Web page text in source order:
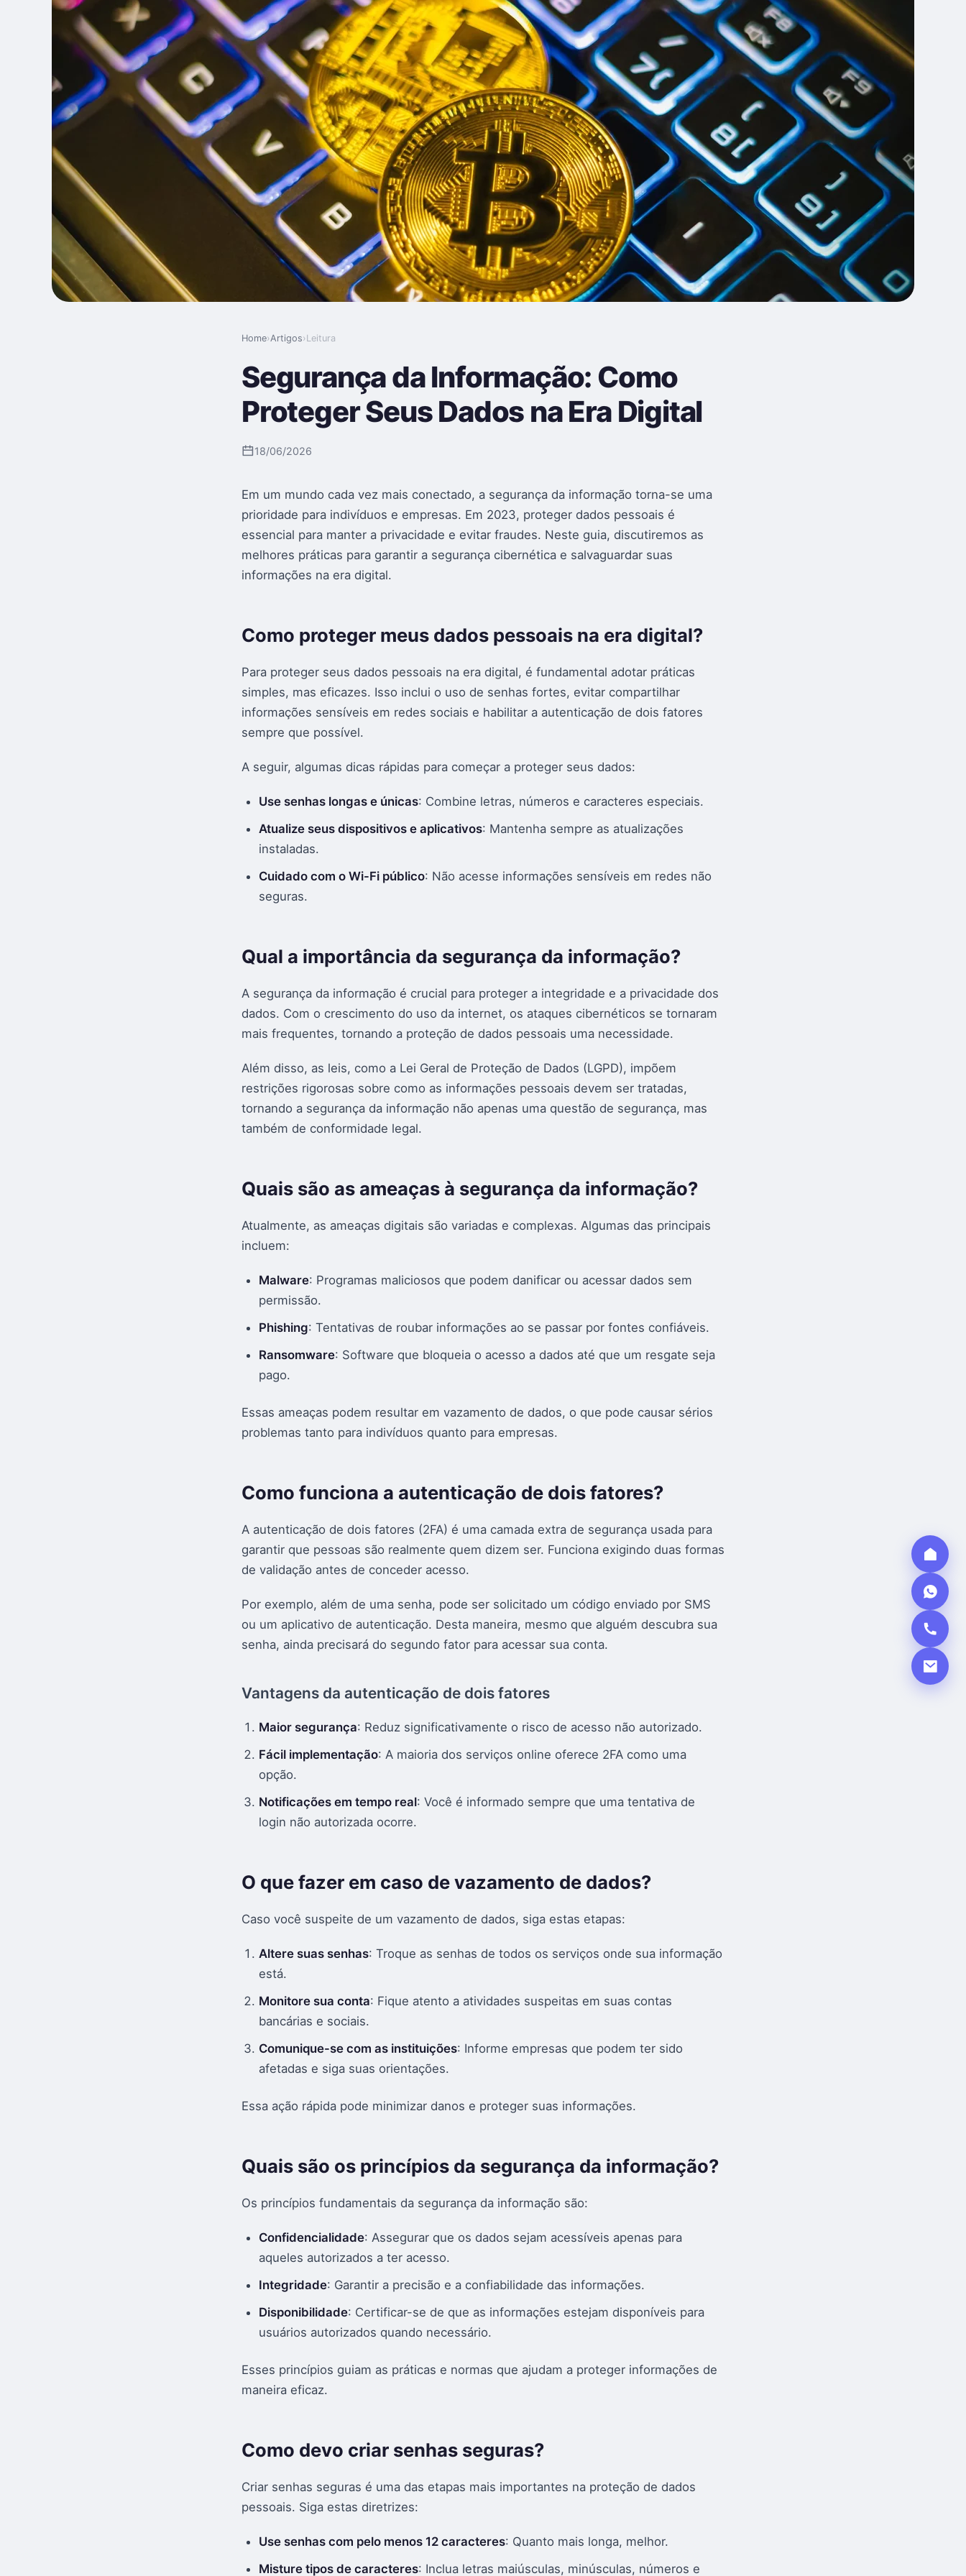
Home›Artigos›Leitura
Segurança da Informação: Como
Proteger Seus Dados na Era Digital
18/06/2026
Em um mundo cada vez mais conectado, a segurança da informação torna-se uma
prioridade para indivíduos e empresas. Em 2023, proteger dados pessoais é
essencial para manter a privacidade e evitar fraudes. Neste guia, discutiremos as
melhores práticas para garantir a segurança cibernética e salvaguardar suas
informações na era digital.
Como proteger meus dados pessoais na era digital?
Para proteger seus dados pessoais na era digital, é fundamental adotar práticas
simples, mas eficazes. Isso inclui o uso de senhas fortes, evitar compartilhar
informações sensíveis em redes sociais e habilitar a autenticação de dois fatores
sempre que possível.
A seguir, algumas dicas rápidas para começar a proteger seus dados:
Use senhas longas e únicas: Combine letras, números e caracteres especiais.
Atualize seus dispositivos e aplicativos: Mantenha sempre as atualizações
instaladas.
Cuidado com o Wi-Fi público: Não acesse informações sensíveis em redes não
seguras.
Qual a importância da segurança da informação?
A segurança da informação é crucial para proteger a integridade e a privacidade dos
dados. Com o crescimento do uso da internet, os ataques cibernéticos se tornaram
mais frequentes, tornando a proteção de dados pessoais uma necessidade.
Além disso, as leis, como a Lei Geral de Proteção de Dados (LGPD), impõem
restrições rigorosas sobre como as informações pessoais devem ser tratadas,
tornando a segurança da informação não apenas uma questão de segurança, mas
também de conformidade legal.
Quais são as ameaças à segurança da informação?
Atualmente, as ameaças digitais são variadas e complexas. Algumas das principais
incluem:
Malware: Programas maliciosos que podem danificar ou acessar dados sem
permissão.
Phishing: Tentativas de roubar informações ao se passar por fontes confiáveis.
Ransomware: Software que bloqueia o acesso a dados até que um resgate seja
pago.
Essas ameaças podem resultar em vazamento de dados, o que pode causar sérios
problemas tanto para indivíduos quanto para empresas.
Como funciona a autenticação de dois fatores?
A autenticação de dois fatores (2FA) é uma camada extra de segurança usada para
garantir que pessoas são realmente quem dizem ser. Funciona exigindo duas formas
de validação antes de conceder acesso.
Por exemplo, além de uma senha, pode ser solicitado um código enviado por SMS
ou um aplicativo de autenticação. Desta maneira, mesmo que alguém descubra sua
senha, ainda precisará do segundo fator para acessar sua conta.
Vantagens da autenticação de dois fatores
Maior segurança: Reduz significativamente o risco de acesso não autorizado.
Fácil implementação: A maioria dos serviços online oferece 2FA como uma
opção.
Notificações em tempo real: Você é informado sempre que uma tentativa de
login não autorizada ocorre.
O que fazer em caso de vazamento de dados?
Caso você suspeite de um vazamento de dados, siga estas etapas:
Altere suas senhas: Troque as senhas de todos os serviços onde sua informação
está.
Monitore sua conta: Fique atento a atividades suspeitas em suas contas
bancárias e sociais.
Comunique-se com as instituições: Informe empresas que podem ter sido
afetadas e siga suas orientações.
Essa ação rápida pode minimizar danos e proteger suas informações.
Quais são os princípios da segurança da informação?
Os princípios fundamentais da segurança da informação são:
Confidencialidade: Assegurar que os dados sejam acessíveis apenas para
aqueles autorizados a ter acesso.
Integridade: Garantir a precisão e a confiabilidade das informações.
Disponibilidade: Certificar-se de que as informações estejam disponíveis para
usuários autorizados quando necessário.
Esses princípios guiam as práticas e normas que ajudam a proteger informações de
maneira eficaz.
Como devo criar senhas seguras?
Criar senhas seguras é uma das etapas mais importantes na proteção de dados
pessoais. Siga estas diretrizes:
Use senhas com pelo menos 12 caracteres: Quanto mais longa, melhor.
Misture tipos de caracteres: Inclua letras maiúsculas, minúsculas, números e